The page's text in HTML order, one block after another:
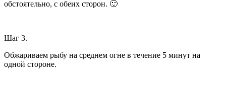
обстоятельно, с обеих сторон. 🙂
Шаг 3.
Обжариваем рыбу на среднем огне в течение 5 минут на
одной стороне.